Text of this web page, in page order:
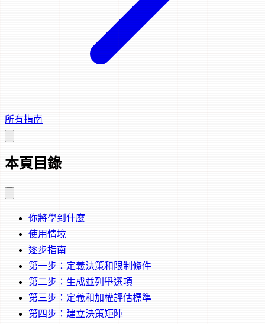
所有指南
本頁目錄
你將學到什麼
使用情境
逐步指南
第一步：定義決策和限制條件
第二步：生成並列舉選項
第三步：定義和加權評估標準
第四步：建立決策矩陣